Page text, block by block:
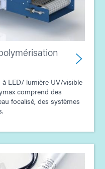
LED/ lumière UV/visible
comprend des
focalisé, des systèmes